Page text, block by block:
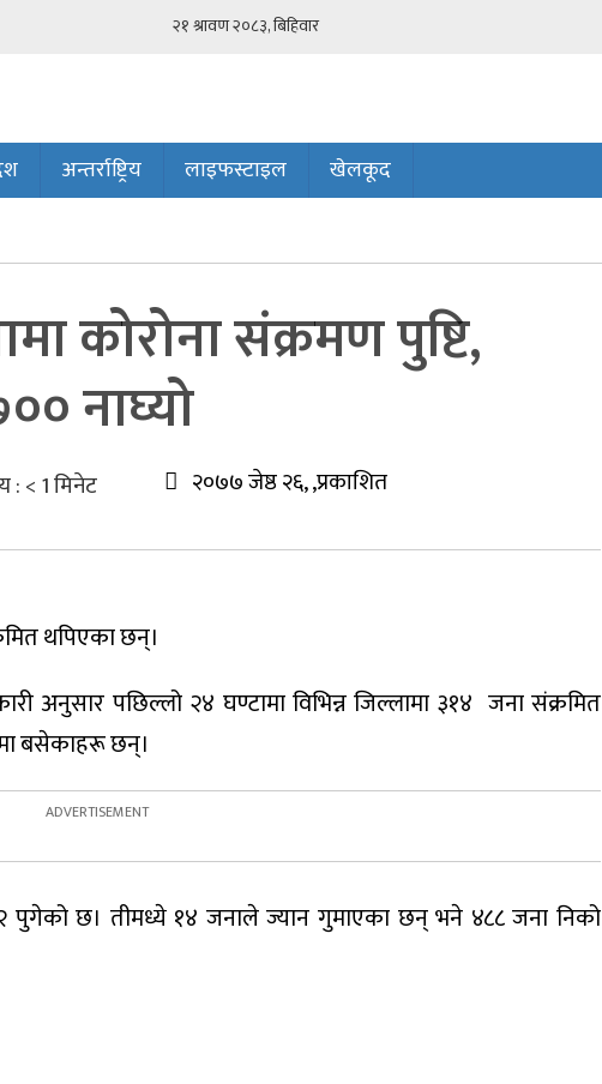
अन्तर्राष्ट्रिय लाइफस्टाइल खेलकूद
कोरोना संक्रमण पुष्टि,
नाघ्यो
२०७७ जेष्ठ २६, ,प्रकाशित
:< 1मिनेट
थपिएका छन्।
अनुसार पछिल्लो २४ घण्टामा विभिन्न जिल्लामा ३१४ जना संक्रमित
बसेकाहरू छन्।
पुगेको छ। तीमध्ये १४ जनाले ज्यान गुमाएका छन् भने ४८८ जना निको